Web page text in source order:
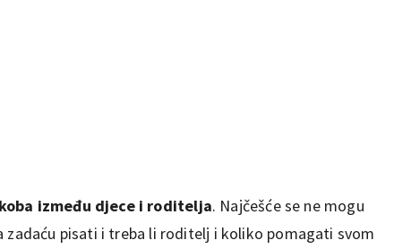
između djece i roditelja. Najčešće se ne mogu
pisati i treba li roditelj i koliko pomagati svom